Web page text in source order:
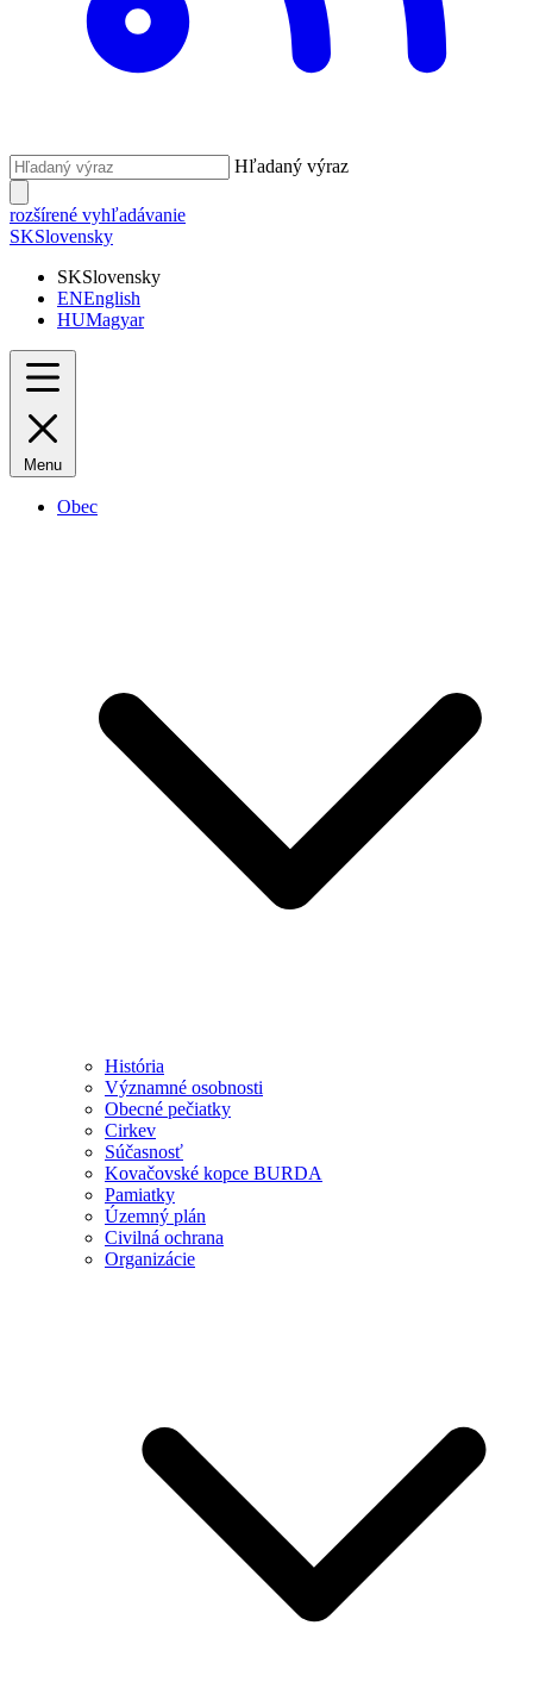
Hľadaný výraz
rozšírené vyhľadávanie
SKSlovensky
SKSlovensky
ENEnglish
HUMagyar
Menu
Obec
História
Významné osobnosti
Obecné pečiatky
Cirkev
Súčasnosť
Kovačovské kopce BURDA
Pamiatky
Územný plán
Civilná ochrana
Organizácie